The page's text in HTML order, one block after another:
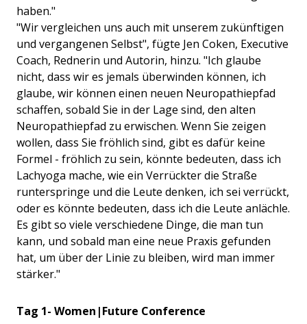
haben."
"Wir vergleichen uns auch mit unserem zukünftigen
und vergangenen Selbst", fügte Jen Coken, Executive
Coach, Rednerin und Autorin, hinzu. "Ich glaube
nicht, dass wir es jemals überwinden können, ich
glaube, wir können einen neuen Neuropathiepfad
schaffen, sobald Sie in der Lage sind, den alten
Neuropathiepfad zu erwischen. Wenn Sie zeigen
wollen, dass Sie fröhlich sind, gibt es dafür keine
Formel - fröhlich zu sein, könnte bedeuten, dass ich
Lachyoga mache, wie ein Verrückter die Straße
runterspringe und die Leute denken, ich sei verrückt,
oder es könnte bedeuten, dass ich die Leute anlächle.
Es gibt so viele verschiedene Dinge, die man tun
kann, und sobald man eine neue Praxis gefunden
hat, um über der Linie zu bleiben, wird man immer
stärker."
Tag 1- Women|Future Conference